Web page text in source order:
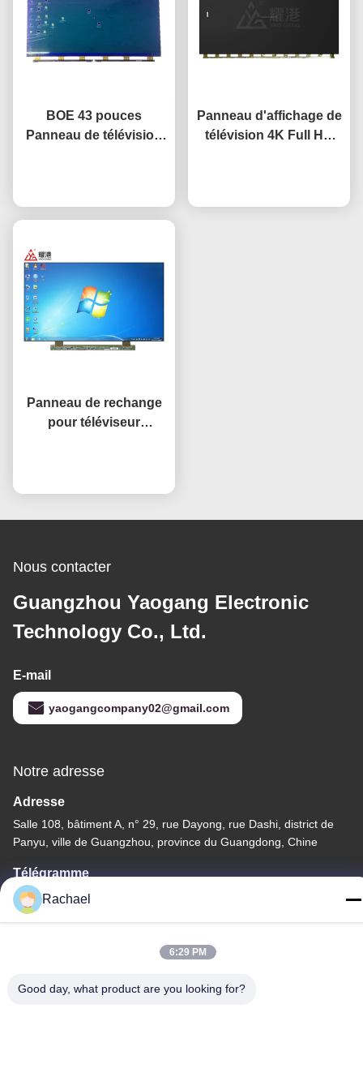
BOE 43 pouces
Panneau de télévision
Panneau d'affichage de
télévision 4K Full HD
Panneau de rechange
pour téléviseur
téléviseur
Nous contacter
Guangzhou Yaogang Electronic
Technology Co., Ltd.
E-mail
yaogangcompany02@gmail.com
Notre adresse
Adresse
Salle 108, bâtiment A, n° 29, rue Dayong, rue Dashi, district de
Panyu, ville de Guangzhou, province du Guangdong, Chine
Télégramme
0086-15112103717
Rachael
6:29 PM
Good day, what product are you looking for?